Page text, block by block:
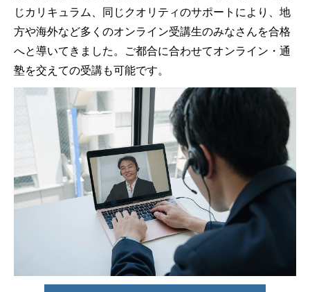
じカリキュラム、同じクオリティのサポートにより、地
方や海外など多くのオンライン受講生のみなさんを合格
へと導いてきました。ご都合に合わせてオンライン・通
塾を交えての受講も可能です。